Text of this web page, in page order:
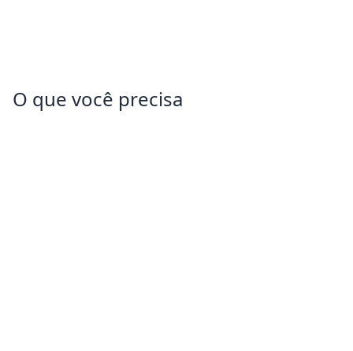
O que você precisa